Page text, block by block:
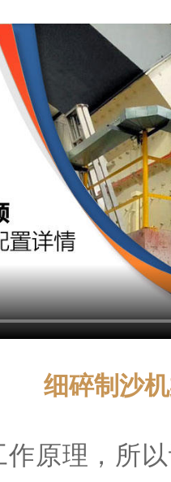
细碎制沙
原理，所